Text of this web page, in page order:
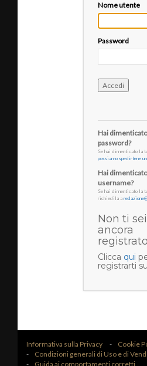
COMPLEXLAB PARTNER
Nome utente
Password
Hai
password?
Se hai dimenticato la
possiamo spedirtene
Hai
username?
Se hai dimenticato la
richiedila a
Non ti sei
ancora
Clicca qui
registrarti
Informativa sulla Privacy Cookie
Condizioni generali di Uso e di
Guida ai comportamenti corretti